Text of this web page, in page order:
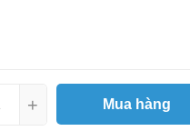
+ Mua hàng